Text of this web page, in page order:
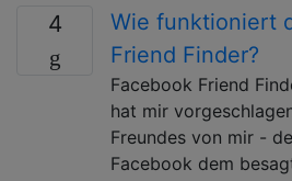
4
Wie funktioniert
Friend Finder?
Facebook Friend
hat mir
Freundes von mir -
Facebook dem